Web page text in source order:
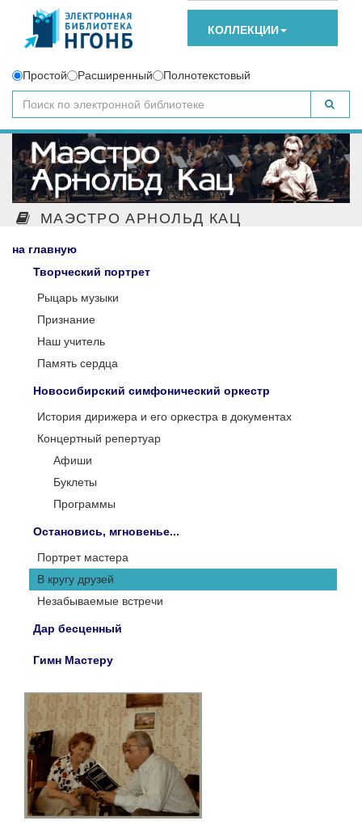
КОЛЛЕКЦИИ
Простой Расширенный Полнотекстовый
МАЭСТРО АРНОЛЬД КАЦ
на главную
Творческий портрет
Рыцарь музыки
Признание
Наш учитель
Память сердца
Новосибирский симфонический оркестр
История дирижера и его оркестра в документах
Концертный репертуар
Афиши
Буклеты
Программы
Остановись, мгновенье...
Портрет мастера
В кругу друзей
Незабываемые встречи
Дар бесценный
Гимн Мастеру